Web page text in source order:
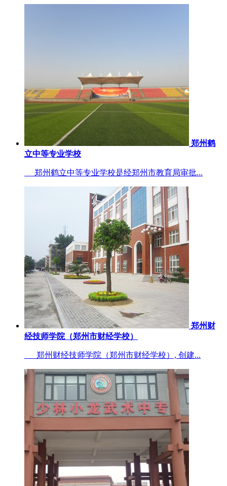
郑州鹤
立中等专业学校
郑州鹤立中等专业学校是经郑州市教育局审批...
郑州财
经技师学院（郑州市财经学校）
郑州财经技师学院（郑州市财经学校）, 创建...